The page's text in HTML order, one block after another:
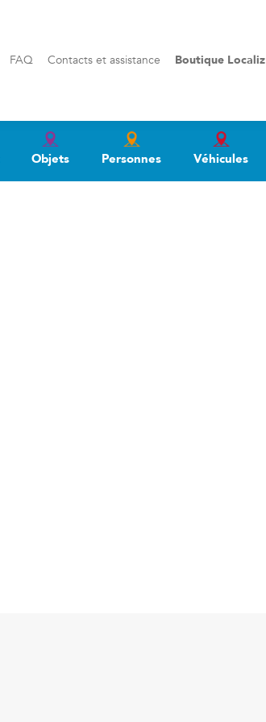
FAQ Contacts et assistance Boutique Localiz
Objets Personnes Véhicules